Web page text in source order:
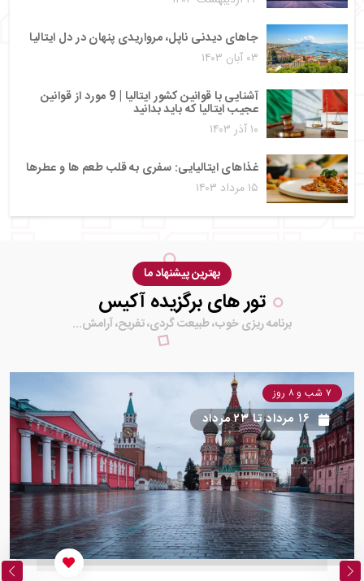
جاهای دیدنی ناپل، مرواریدی پنهان در دل ایتالیا
۰۳ آبان ۱۴۰۳
آشنایی با قوانین کشور ایتالیا | 9 مورد از قوانین
عجیب ایتالیا که باید بدانید
۱۰ آذر ۱۴۰۳
غذاهای ایتالیایی: سفری به قلب طعم‌ ها و عطرها
۱۵ مرداد ۱۴۰۳
بهترین پیشنهاد ما
تور های برگزیده آکیس
برنامه ریزی خوب، طبیعت گردی، تفریح، آرامش...
۷ شب و ۸ روز
۱۶ مرداد تا۲۳ مرداد